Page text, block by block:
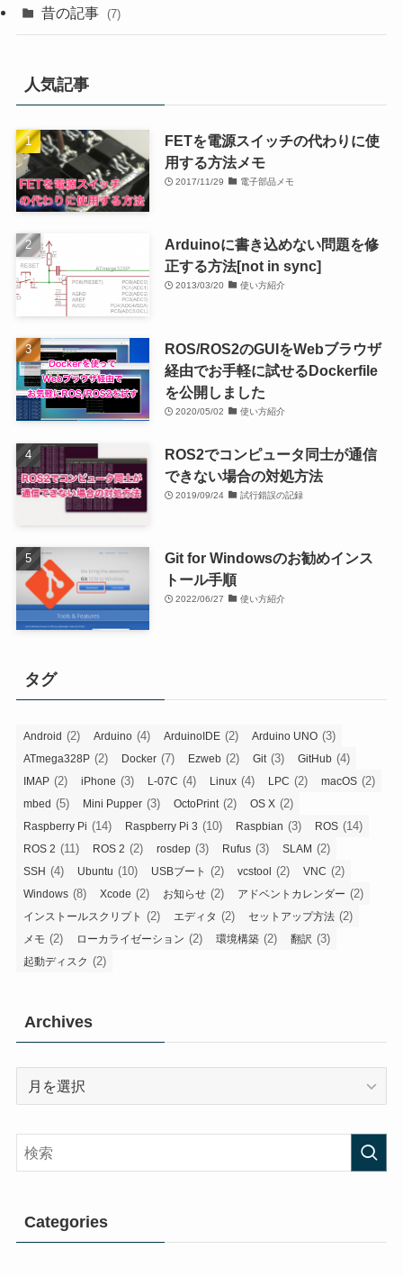
昔の記事 (7)
人気記事
FETを電源スイッチの代わりに使
用する方法メモ
2017/11/29 電子部品メモ
Arduinoに書き込めない問題を修
正する方法[not in sync]
2013/03/20 使い方紹介
ROS/ROS2のGUIをWebブラウザ
経由でお手軽に試せるDockerfile
を公開しました
2020/05/02 使い方紹介
ROS2でコンピュータ同士が通信
できない場合の対処方法
2019/09/24 試行錯誤の記録
Git for Windowsのお勧めインス
トール手順
2022/06/27 使い方紹介
タグ
Android (2) Arduino (4) ArduinoIDE (2) Arduino UNO (3)
ATmega328P (2) Docker (7) Ezweb (2) Git(3) GitHub (4)
IMAP (2) iPhone (3) L-07C (4) Linux (4) LPC (2) macOS (2)
mbed (5) Mini Pupper (3) OctoPrint(2) OS X (2)
Raspberry Pi (14) Raspberry Pi 3 (10) Raspbian (3) ROS (14)
ROS 2 (11) ROS 2 (2) rosdep (3) Rufus (3) SLAM (2)
SSH (4) Ubuntu (10) USBブート (2) vcstool (2) VNC (2)
Windows (8) Xcode (2) お知らせ (2) アドベントカレンダー (2)
インストールスクリプト (2) エディタ (2) セットアップ方法 (2)
メモ (2) ローカライゼーション (2) 環境構築 (2) 翻訳 (3)
起動ディスク (2)
Archives
Archives
Categories